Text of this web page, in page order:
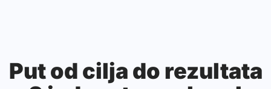
Put od cilja do rezultata